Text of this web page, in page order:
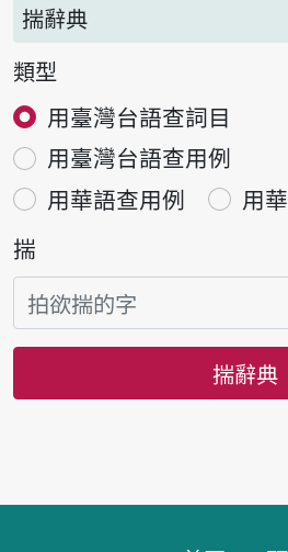
揣辭典
類型
用臺灣台語查詞目
用臺灣台語查用例
用華語查用例
用
揣
揣辭典